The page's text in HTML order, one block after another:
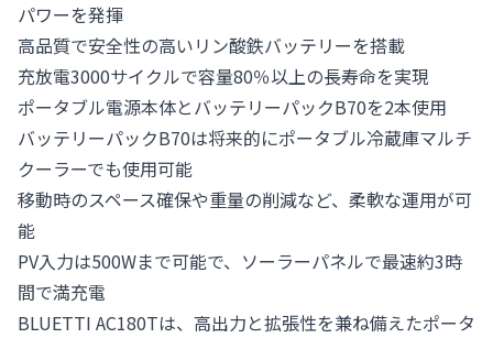
パワーを発揮
高品質で安全性の高いリン酸鉄バッテリーを搭載
充放電3000サイクルで容量80％以上の長寿命を実現
ポータブル電源本体とバッテリーパックB70を2本使用
バッテリーパックB70は将来的にポータブル冷蔵庫マルチ
クーラーでも使用可能
移動時のスペース確保や重量の削減など、柔軟な運用が可
能
PV入力は500Wまで可能で、ソーラーパネルで最速約3時
間で満充電
BLUETTI AC180Tは、高出力と拡張性を兼ね備えたポータ